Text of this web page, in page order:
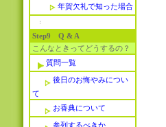
年賀欠礼で知った場合
Step9 Q & A
こんなときってどうするの？
質問一覧
後日のお悔やみについ
て
お香典について
参列するべきか